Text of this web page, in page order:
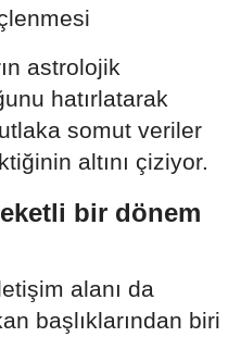
astrolojik
hatırlatarak
somut veriler
altını çiziyor.
bir dönem
alanı da
başlıklarından biri